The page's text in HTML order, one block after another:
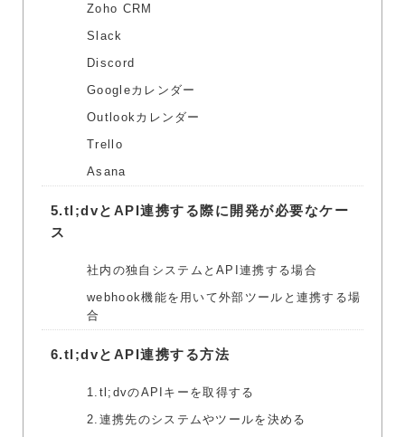
Zoho CRM
Slack
Discord
Googleカレンダー
Outlookカレンダー
Trello
Asana
5.tl;dvとAPI連携する際に開発が必要なケー
ス
社内の独自システムとAPI連携する場合
webhook機能を用いて外部ツールと連携する場
合
6.tl;dvとAPI連携する方法
1.tl;dvのAPIキーを取得する
2.連携先のシステムやツールを決める